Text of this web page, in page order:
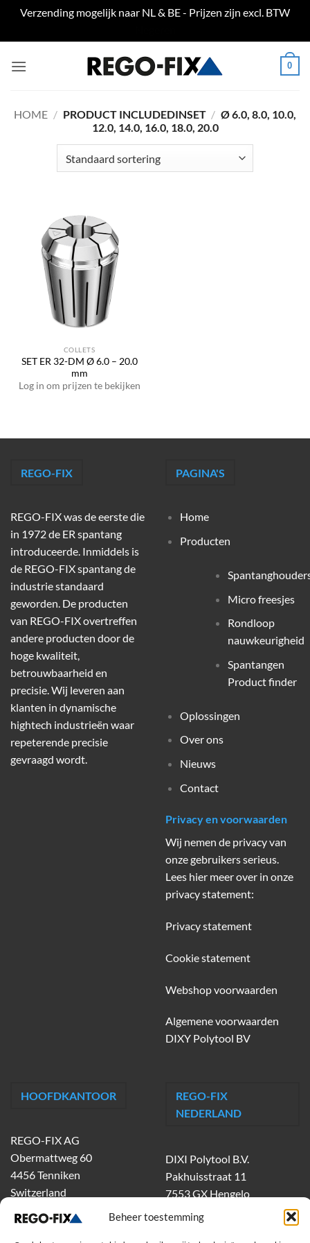
Beheer toestemming
Verzending mogelijk naar NL & BE - Prijzen zijn excl. BTW
naar
0
HOME / PRODUCT INCLUDEDINSET / Ø 6.0, 8.0, 10.0,
12.0, 14.0, 16.0, 18.0, 20.0
COLLETS
SET ER 32-DM Ø 6.0 – 20.0
mm
Log in om prijzen te bekijken
REGO-FIX
REGO-FIX was de eerste die
in 1972 de ER spantang
introduceerde. Inmiddels is
de REGO-FIX spantang de
industrie standaard
geworden. De producten
van REGO-FIX overtreffen
andere producten door de
hoge kwaliteit,
betrouwbaarheid en
precisie. Wij leveren aan
klanten in dynamische
hightech industrieën waar
repeterende precisie
gevraagd wordt.
PAGINA'S
Home
Producten
Micro freesjes
Rondloop
nauwkeurigheid
Spantangen
Product finder
Oplossingen
Over ons
Nieuws
Contact
Privacy en voorwaarden
Wij nemen de privacy van
onze gebruikers serieus.
Lees hier meer over in onze
privacy statement:
Privacy statement
Cookie statement
Webshop voorwaarden
Algemene voorwaarden
DIXY Polytool BV
HOOFDKANTOOR
REGO-FIX AG
Obermattweg 60
4456 Tenniken
Switzerland
REGO-FIX
NEDERLAND
DIXI Polytool B.V.
Pakhuisstraat 11
7553 GX Hengelo
tel.
074-303 55 00